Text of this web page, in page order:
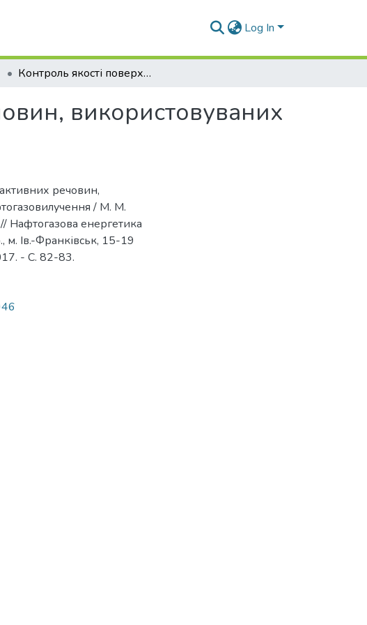
Log In
Контроль якості поверхнево-активних речовин, використовуваних для інтенсифікації нафтогазовилучення
використовуваних
речовин,
/ М. М.
Нафтогазова енергетика
м. Ів.-Франківськ, 15-19
- С. 82-83.